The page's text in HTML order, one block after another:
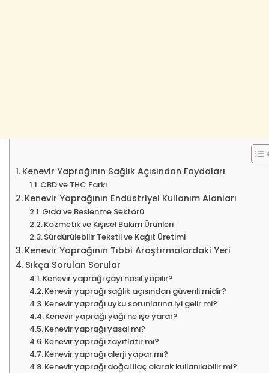
Kenevir Yaprağının Sağlık Açısından Faydaları
CBD ve THC Farkı
Kenevir Yaprağının Endüstriyel Kullanım Alanları
Gıda ve Beslenme Sektörü
Kozmetik ve Kişisel Bakım Ürünleri
Sürdürülebilir Tekstil ve Kağıt Üretimi
Kenevir Yaprağının Tıbbi Araştırmalardaki Yeri
Sıkça Sorulan Sorular
Kenevir yaprağı çayı nasıl yapılır?
Kenevir yaprağı sağlık açısından güvenli midir?
Kenevir yaprağı uyku sorunlarına iyi gelir mi?
Kenevir yaprağı yağı ne işe yarar?
Kenevir yaprağı yasal mı?
Kenevir yaprağı zayıflatır mı?
Kenevir yaprağı alerji yapar mı?
Kenevir yaprağı doğal ilaç olarak kullanılabilir mi?